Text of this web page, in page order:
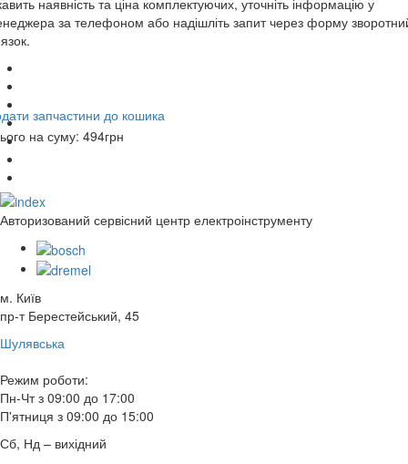
за телефоном або надішліть запит через форму
запчастини до кошика
на суму: 494грн
Авторизований сервісний центр електроінструменту
м. Київ
пр-т Берестейський, 45
Шулявська
Режим роботи:
Пн-Чт з 09:00 до 17:00
П'ятниця з 09:00 до 15:00
Сб, Нд – вихідний